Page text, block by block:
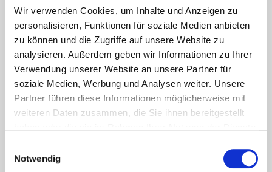
Wir verwenden Cookies, um Inhalte und Anzeigen zu
personalisieren, Funktionen für soziale Medien anbieten
zu können und die Zugriffe auf unsere Website zu
analysieren. Außerdem geben wir Informationen zu Ihrer
Verwendung unserer Website an unsere Partner für
soziale Medien, Werbung und Analysen weiter. Unsere
Partner führen diese Informationen möglicherweise mit
weiteren Daten zusammen, die Sie ihnen bereitgestellt
NotwendigAktuelles - Nyheter